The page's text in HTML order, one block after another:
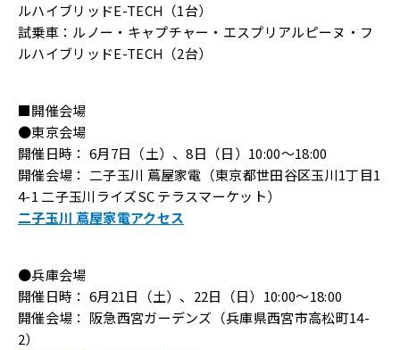
ルハイブリッドE-TECH（1台）
試乗車：ルノー・キャプチャー・エスプリアルピーヌ・フ
ルハイブリッドE-TECH（2台）
■開催会場
●東京会場
開催日時： 6月7日（土）、8日（日）10:00～18:00
開催会場： 二子玉川 蔦屋家電（東京都世田谷区玉川1丁目1
4-1 二子玉川ライズSC テラスマーケット）
二子玉川 蔦屋家電アクセス
●兵庫会場
開催日時： 6月21日（土）、22日（日）10:00～18:00
開催会場： 阪急西宮ガーデンズ（兵庫県西宮市高松町14-
2）